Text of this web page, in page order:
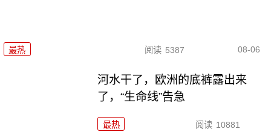
最热 阅读 5387 08-06
河水干了，欧洲的底裤露出来
了，“生命线”告急
最热 阅读 10881